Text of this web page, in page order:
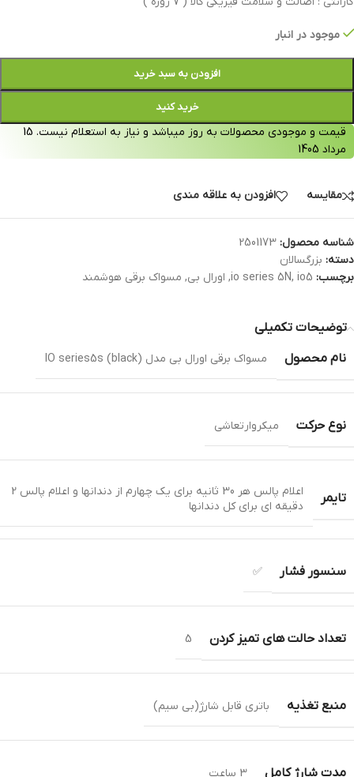
موجود در انبار
افزودن به سبد خرید
خرید کنید
قیمت و موجودی محصولات به روز میباشد و نیاز به استعلام نیست. 15
مرداد 1405
مقایسه افزودن به علاقه مندی
شناسه محصول: 2501173
دسته: بزرگسالان
برچسب:
io series 5N, io5
, اورال بی, مسواک برقی هوشمند
توضیحات تکمیلی
نام محصول
مسواک برقی اورال بی مدل (black) IO series5s
نوع حرکت میکروارتعاشی
تایمر
اعلام پالس هر 30 ثانیه برای یک چهارم از دندانها و اعلام پالس 2
دقیقه ای برای کل دندانها
سنسور فشار ✅
تعداد حالت های تمیز کردن 5
منبع تغذیه باتری قابل شارژ(بی سیم)
مدت شارژ کامل 3 ساعت